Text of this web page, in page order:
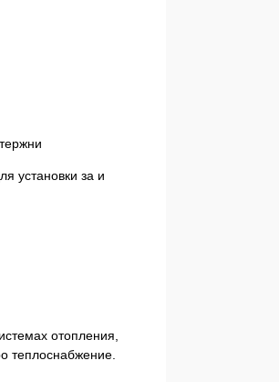
установки за и
отопления,
теплоснабжение.